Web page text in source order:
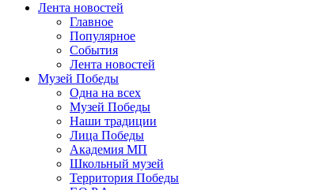
Лента новостей
Главное
Популярное
События
Лента новостей
Музей Победы
Одна на всех
Музей Победы
Наши традиции
Лица Победы
Академия МП
Школьный музей
Территория Победы